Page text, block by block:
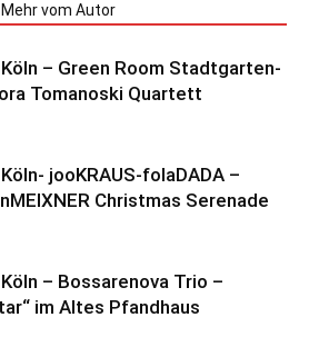
Mehr vom Autor
– Green Room Stadtgarten-
Tomanoski Quartett
jooKRAUS-folaDADA –
Christmas Serenade
– Bossarenova Trio –
im Altes Pfandhaus